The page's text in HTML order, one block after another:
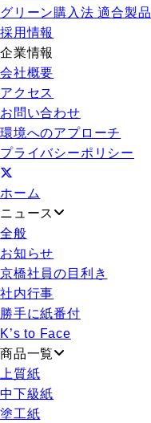
グリーン購入法 適合製品
採用情報
企業情報
会社概要
アクセス
お問い合わせ
環境へのアプローチ
プライバシーポリシー
ホーム
ニュース
全般
お知らせ
京橋社員の目利き
社内行事
勝手に紙番付
K’s to Face
商品一覧
上質紙
中下級紙
塗工紙